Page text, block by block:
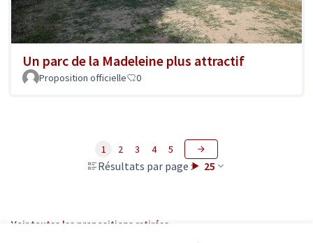
Un parc de la Madeleine plus attractif
Proposition officielle 0
Résultats par page : 25
1 2 3 4 5
Voir toutes les propositions retirées